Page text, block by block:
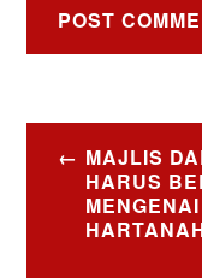
Post
navigation
MAJLIS
HARUS